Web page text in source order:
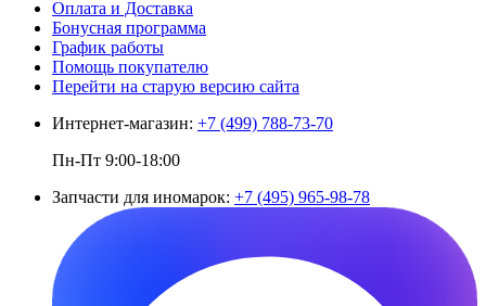
Оплата и Доставка
Бонусная программа
График работы
Помощь покупателю
Перейти на старую версию сайта
Интернет-магазин: +7 (499) 788-73-70
Пн-Пт 9:00-18:00
Запчасти для иномарок: +7 (495) 965-98-78